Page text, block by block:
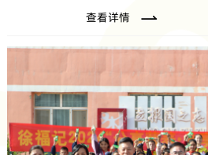
查看详情